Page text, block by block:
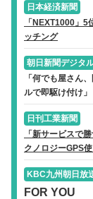
日本経済新聞
「NEXT1000」5
ッチング
朝日新聞デジタ
「何でも屋さん
ルで即駆け付け」
日刊工業新聞
「新サービスで
クノロジーGPS
KBC九州朝日放
FOR YOU